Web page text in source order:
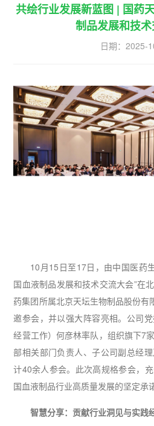
共绘行业发展新蓝图 | 国药
制品发展和技
日期： 2025-
10月15日至17日，由中国医药
国血液制品发展和技术交流大会”在
药集团所属北京天坛生物制品股份有
邀参会，并以强大阵容亮相。公司
经营工作）何彦林率队，组织旗下7
部相关部门负责人、子公司副总经
计40余人参会。此次高规格参会，
国血液制品行业高质量发展的坚定承
智慧分享：贡献行业洞见与实践